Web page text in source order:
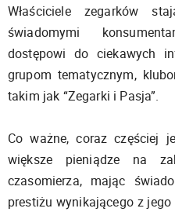
Właściciele zegarków
świadomymi
dostępowi do ciekawych
grupom tematycznym,
takim jak “Zegarki i Pasja”.
Co ważne, coraz częściej
większe pieniądze na
czasomierza, mając
prestiżu wynikającego z